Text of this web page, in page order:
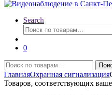
Search
Искать:
0
Искать:
ГлавнаяОхранная сигнализация
Товаров, соответствующих